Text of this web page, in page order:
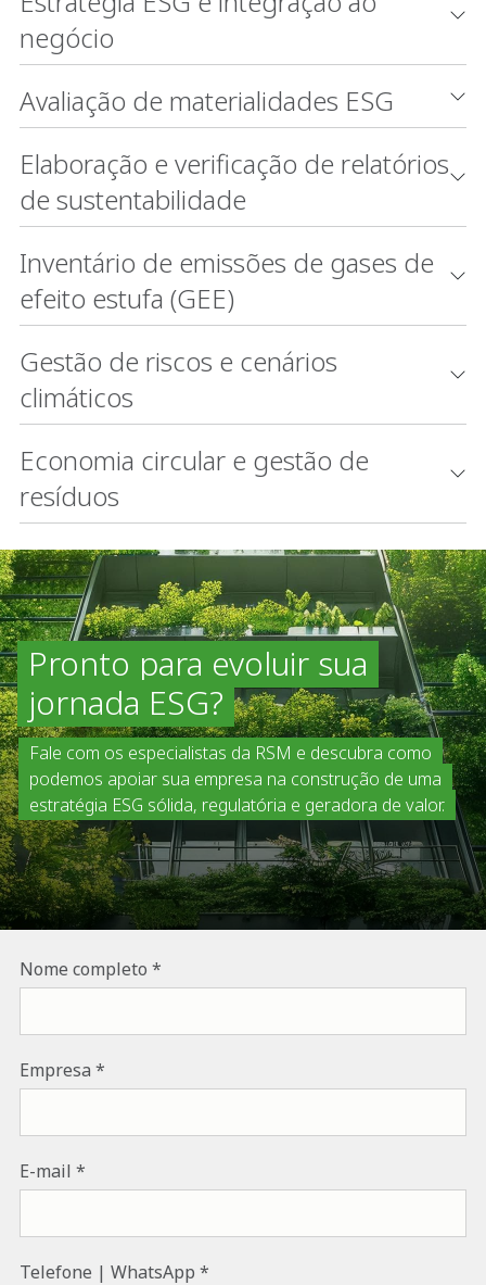
negócio
Avaliação de materialidades ESG
Elaboração e verificação de relatórios
de sustentabilidade
Inventário de emissões de gases de
efeito estufa (GEE)
Gestão de riscos e cenários
climáticos
Economia circular e gestão de
resíduos
Pronto para evoluir sua
jornada ESG?
Fale com os especialistas da RSM e descubra como
podemos apoiar sua empresa na construção de uma
estratégia ESG sólida, regulatória e geradora de valor.
Nome completo
Empresa
E-mail
Telefone | WhatsApp